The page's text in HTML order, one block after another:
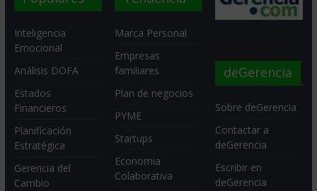
Inteligencia
Emocional
Análisis DOFA
Estados
Financieros
Planificación
Estratégica
Gerencia del
Cambio
Marca Personal
Empresas
familiares
Plan de negocios
PYME
Startups
Economia
Colaborativa
deGerencia
Sobre deGerencia
Contactar a
deGerencia
Escribir en
deGerencia